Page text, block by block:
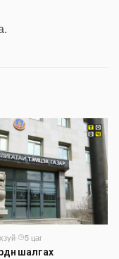
·
5 цаг
шалгах